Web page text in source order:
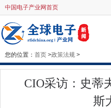
中国电子产业网首页
您的位置： 首页 >政策法规 >
CIO采访：史蒂
斯